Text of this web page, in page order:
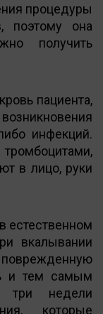
процедуры
поэтому она
получить
пациента,
инфекций.
в лицо, руки
естественном
вкалывании
поврежденную
и тем самым
три недели
которые